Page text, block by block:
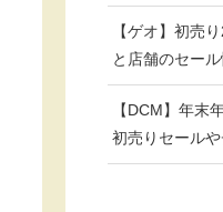
【ゲオ】初売
と店舗のセー
【DCM】年末
初売りセールや